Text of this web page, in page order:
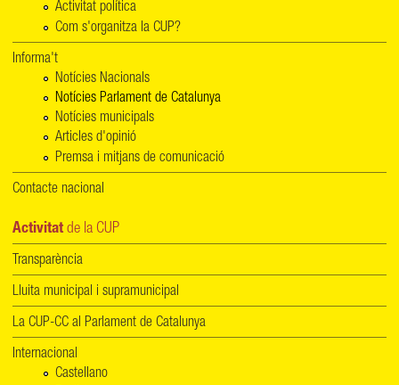
Activitat política
Com s'organitza la CUP?
Informa't
Notícies Nacionals
Notícies Parlament de Catalunya
Notícies municipals
Articles d'opinió
Premsa i mitjans de comunicació
Contacte nacional
Activitat de la CUP
Transparència
Lluita municipal i supramunicipal
La CUP-CC al Parlament de Catalunya
Internacional
Castellano